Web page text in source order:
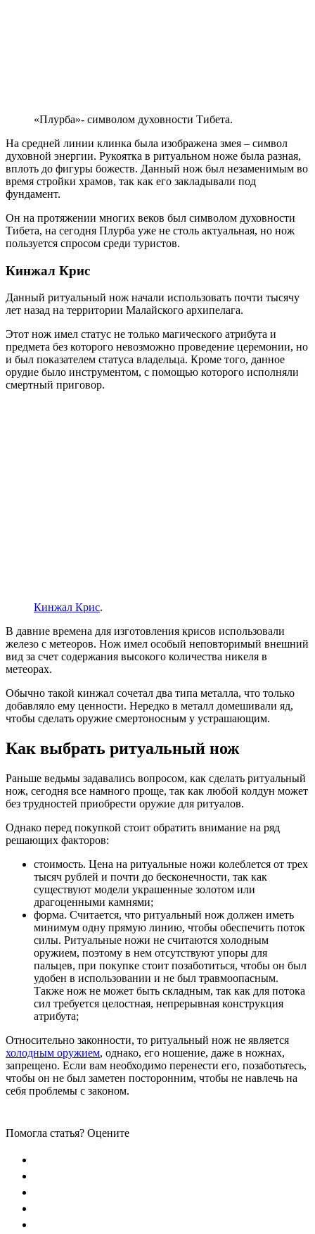
«Плурба»- символом духовности Тибета.
На средней линии клинка была изображена змея – символ
духовной энергии. Рукоятка в ритуальном ноже была разная,
вплоть до фигуры божеств. Данный нож был незаменимым во
время стройки храмов, так как его закладывали под
фундамент.
Он на протяжении многих веков был символом духовности
Тибета, на сегодня Плурба уже не столь актуальная, но нож
пользуется спросом среди туристов.
Кинжал Крис
Данный ритуальный нож начали использовать почти тысячу
лет назад на территории Малайского архипелага.
Этот нож имел статус не только магического атрибута и
предмета без которого невозможно проведение церемонии, но
и был показателем статуса владельца. Кроме того, данное
орудие было инструментом, с помощью которого исполняли
смертный приговор.
Кинжал Крис.
В давние времена для изготовления крисов использовали
железо с метеоров. Нож имел особый неповторимый внешний
вид за счет содержания высокого количества никеля в
метеорах.
Обычно такой кинжал сочетал два типа металла, что только
добавляло ему ценности. Нередко в металл домешивали яд,
чтобы сделать оружие смертоносным у устрашающим.
Как выбрать ритуальный нож
Раньше ведьмы задавались вопросом, как сделать ритуальный
нож, сегодня все намного проще, так как любой колдун может
без трудностей приобрести оружие для ритуалов.
Однако перед покупкой стоит обратить внимание на ряд
решающих факторов:
стоимость. Цена на ритуальные ножи колеблется от трех
тысяч рублей и почти до бесконечности, так как
существуют модели украшенные золотом или
драгоценными камнями;
форма. Считается, что ритуальный нож должен иметь
минимум одну прямую линию, чтобы обеспечить поток
силы. Ритуальные ножи не считаются холодным
оружием, поэтому в нем отсутствуют упоры для
пальцев, при покупке стоит позаботиться, чтобы он был
удобен в использовании и не был травмоопасным.
Также нож не может быть складным, так как для потока
сил требуется целостная, непрерывная конструкция
атрибута;
Относительно законности, то ритуальный нож не является
холодным оружием, однако, его ношение, даже в ножнах,
запрещено. Если вам необходимо перенести его, позаботьтесь,
чтобы он не был заметен посторонним, чтобы не навлечь на
себя проблемы с законом.
Помогла статья? Оцените